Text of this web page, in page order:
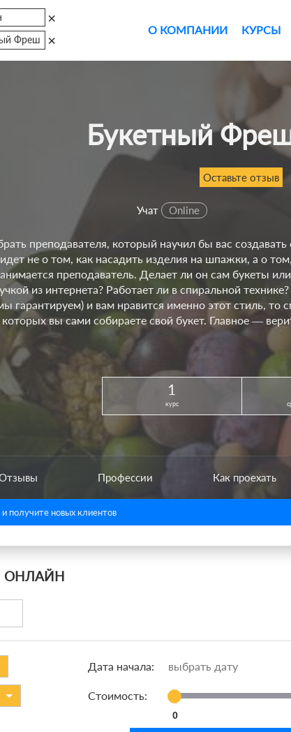
×
Фреш ×
О КОМПАНИИ КУРСЫ
Букетный
Оставьте отзыв
Учат Online
преподавателя, который научил бы вас
не о том, как насадить изделия на шпажки, а о
преподаватель. Делает ли он сам букеты
из интернета? Работает ли в спиральной
гарантируем) и вам нравится именно этот стиль,
вы сами собираете свой букет. Главное —
1
курс
Профессии Как проехать
ОНЛАЙН
Дата начала:
Стоимость:
0
получите новых клиентов